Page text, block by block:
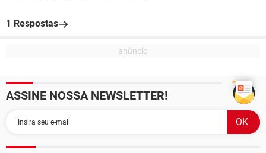
1 Respostas
ASSINE NOSSA NEWSLETTER!